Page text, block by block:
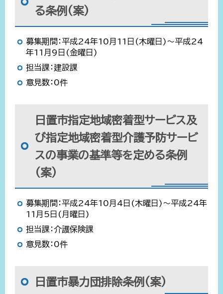
る条例(案)
募集期間：平成24年10月11日(木曜日)～平成24
年11月9日(金曜日)
担当課：建設課
意見数：0件
日置市指定地域密着型サービス及
び指定地域密着型介護予防サービ
スの事業の基準等を定める条例
(案)
募集期間：平成24年10月4日(木曜日)～平成24年
11月5日(月曜日)
担当課：介護保険課
意見数：0件
日置市暴力団排除条例(案)